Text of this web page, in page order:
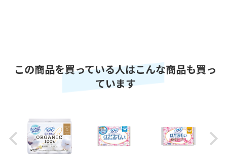
この商品を買っている人はこんな商品も買っ
ています
Previous Next